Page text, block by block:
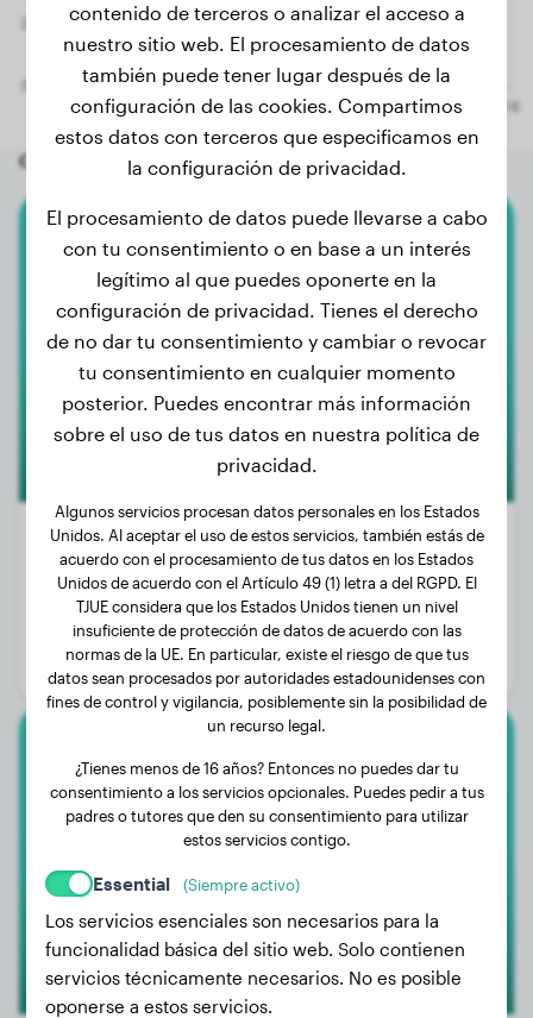
Otros perros aleatorios
Teckel
Bonnie
Peso:
4 kg
Edad:
1 año, 8 meses
Género:
Perra
Rottweiler
Xena
contenido de terceros o analizar el acceso a
nuestro sitio web. El procesamiento de datos
también puede tener lugar después de la
configuración de las cookies. Compartimos
estos datos con terceros que especificamos en
la configuración de privacidad.
El procesamiento de datos puede llevarse a cabo
con tu consentimiento o en base a un interés
legítimo al que puedes oponerte en la
configuración de privacidad. Tienes el derecho
de no dar tu consentimiento y cambiar o revocar
tu consentimiento en cualquier momento
posterior. Puedes encontrar más información
sobre el uso de tus datos en nuestra política de
privacidad.
Algunos servicios procesan datos personales en los Estados
Unidos. Al aceptar el uso de estos servicios, también estás de
acuerdo con el procesamiento de tus datos en los Estados
Unidos de acuerdo con el Artículo 49 (1) letra a del RGPD. El
TJUE considera que los Estados Unidos tienen un nivel
insuficiente de protección de datos de acuerdo con las
normas de la UE. En particular, existe el riesgo de que tus
datos sean procesados por autoridades estadounidenses con
fines de control y vigilancia, posiblemente sin la posibilidad de
un recurso legal.
¿Tienes menos de 16 años? Entonces no puedes dar tu
consentimiento a los servicios opcionales. Puedes pedir a tus
padres o tutores que den su consentimiento para utilizar
estos servicios contigo.
Essential (Siempre activo)
Los servicios esenciales son necesarios para la
funcionalidad básica del sitio web. Solo contienen
servicios técnicamente necesarios. No es posible
oponerse a estos servicios.